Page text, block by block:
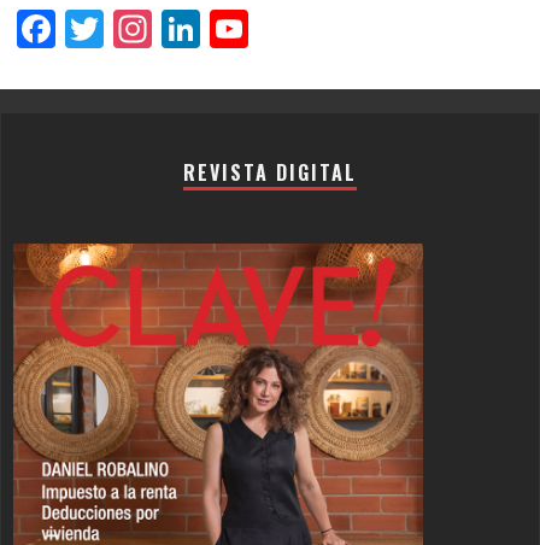
Facebook
Twitter
Instagram
LinkedIn
REVISTA DIGITAL